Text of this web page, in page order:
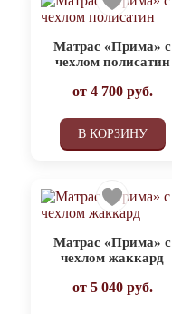
Матрас «Прима» с
чехлом полисатин
от 4 700руб.
В КОРЗИНУ
Матрас «Прима» с
чехлом жаккард
от 5 040руб.